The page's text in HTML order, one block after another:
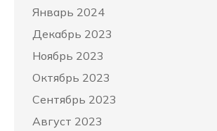
Январь 2024
Декабрь 2023
Ноябрь 2023
Октябрь 2023
Сентябрь 2023
Август 2023